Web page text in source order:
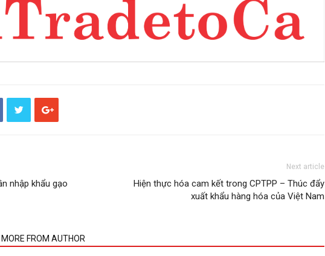
nhập khẩu gạo
Next article
Hiện thực hóa cam kết trong CPTPP – Thúc đẩy
xuất khẩu hàng hóa của Việt Nam
MORE FROM AUTHOR